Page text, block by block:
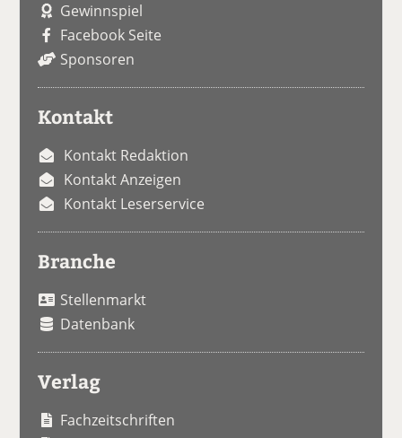
Gewinnspiel
Facebook Seite
Sponsoren
Kontakt
Kontakt Redaktion
Kontakt Anzeigen
Kontakt Leserservice
Branche
Stellenmarkt
Datenbank
Verlag
Fachzeitschriften